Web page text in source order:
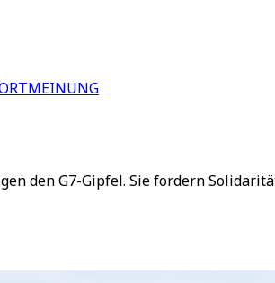
MEINUNG
den G7-Gipfel. Sie fordern